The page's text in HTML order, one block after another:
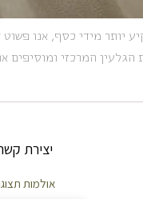
יותר מידי כסף, אנו
הגלעין המרכזי
יצירת
אולמות